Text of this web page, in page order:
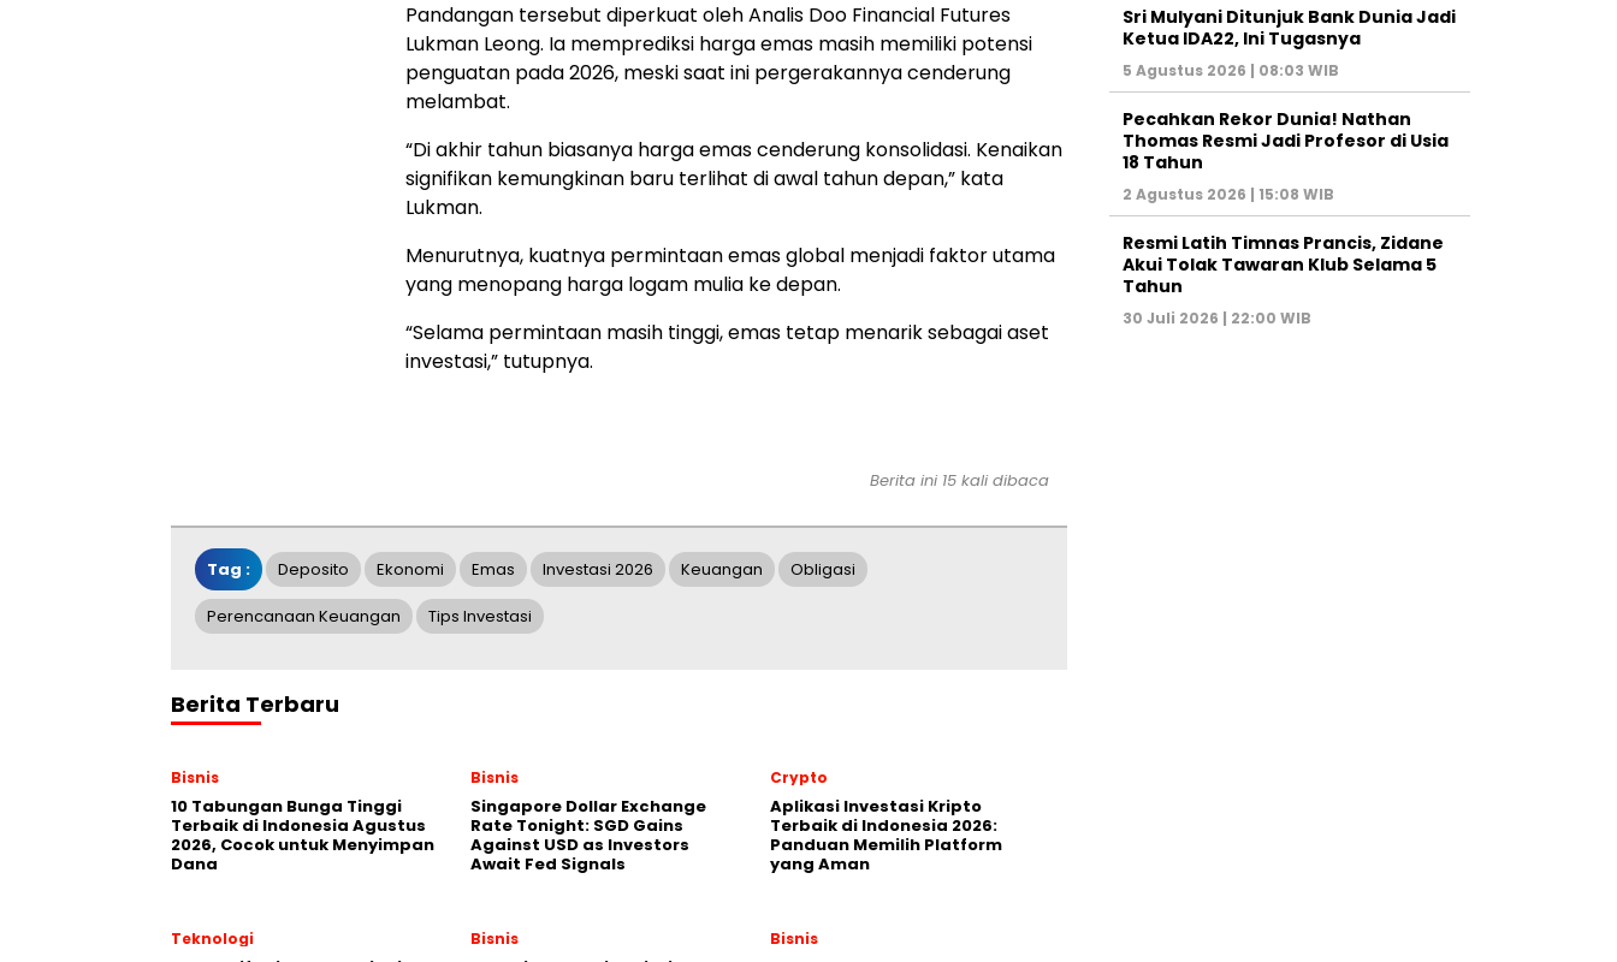
Pandangan tersebut diperkuat oleh Analis Doo Financial Futures
Lukman Leong. Ia memprediksi harga emas masih memiliki potensi
penguatan pada 2026, meski saat ini pergerakannya cenderung
melambat.
“Di akhir tahun biasanya harga emas cenderung konsolidasi. Kenaikan
signifikan kemungkinan baru terlihat di awal tahun depan,” kata
Lukman.
Menurutnya, kuatnya permintaan emas global menjadi faktor utama
yang menopang harga logam mulia ke depan.
“Selama permintaan masih tinggi, emas tetap menarik sebagai aset
investasi,” tutupnya.
Berita ini 15 kali dibaca
Tag : Deposito Ekonomi Emas Investasi 2026 Keuangan Obligasi
Perencanaan Keuangan Tips Investasi
Berita Terbaru
Bisnis
10 Tabungan Bunga Tinggi
Terbaik di Indonesia Agustus
2026, Cocok untuk Menyimpan
Dana
Bisnis
Singapore Dollar Exchange
Rate Tonight: SGD Gains
Against USD as Investors
Await Fed Signals
Crypto
Aplikasi Investasi Kripto
Terbaik di Indonesia 2026:
Panduan Memilih Platform
yang Aman
Teknologi Bisnis Bisnis
Sri Mulyani Ditunjuk Bank Dunia Jadi
Ketua IDA22, Ini Tugasnya
5 Agustus 2026 | 08:03 WIB
Pecahkan Rekor Dunia! Nathan
Thomas Resmi Jadi Profesor di Usia
18 Tahun
2 Agustus 2026 | 15:08 WIB
Resmi Latih Timnas Prancis, Zidane
Akui Tolak Tawaran Klub Selama 5
Tahun
30 Juli 2026 | 22:00 WIB